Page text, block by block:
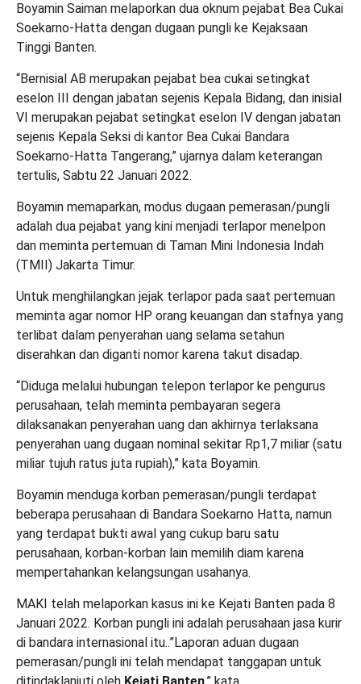
Boyamin Saiman melaporkan dua oknum pejabat Bea Cukai
Soekarno-Hatta dengan dugaan pungli ke Kejaksaan
Tinggi Banten.
“Bernisial AB merupakan pejabat bea cukai setingkat
eselon III dengan jabatan sejenis Kepala Bidang, dan inisial
VI merupakan pejabat setingkat eselon IV dengan jabatan
sejenis Kepala Seksi di kantor Bea Cukai Bandara
Soekarno-Hatta Tangerang,” ujarnya dalam keterangan
tertulis, Sabtu 22 Januari 2022.
Boyamin memaparkan, modus dugaan pemerasan/pungli
adalah dua pejabat yang kini menjadi terlapor menelpon
dan meminta pertemuan di Taman Mini Indonesia Indah
(TMII) Jakarta Timur.
Untuk menghilangkan jejak terlapor pada saat pertemuan
meminta agar nomor HP orang keuangan dan stafnya yang
terlibat dalam penyerahan uang selama setahun
diserahkan dan diganti nomor karena takut disadap.
“Diduga melalui hubungan telepon terlapor ke pengurus
perusahaan, telah meminta pembayaran segera
dilaksanakan penyerahan uang dan akhirnya terlaksana
penyerahan uang dugaan nominal sekitar Rp1,7 miliar (satu
miliar tujuh ratus juta rupiah),” kata Boyamin.
Boyamin menduga korban pemerasan/pungli terdapat
beberapa perusahaan di Bandara Soekarno Hatta, namun
yang terdapat bukti awal yang cukup baru satu
perusahaan, korban-korban lain memilih diam karena
mempertahankan kelangsungan usahanya.
MAKI telah melaporkan kasus ini ke Kejati Banten pada 8
Januari 2022. Korban pungli ini adalah perusahaan jasa kurir
di bandara internasional itu..”Laporan aduan dugaan
pemerasan/pungli ini telah mendapat tanggapan untuk